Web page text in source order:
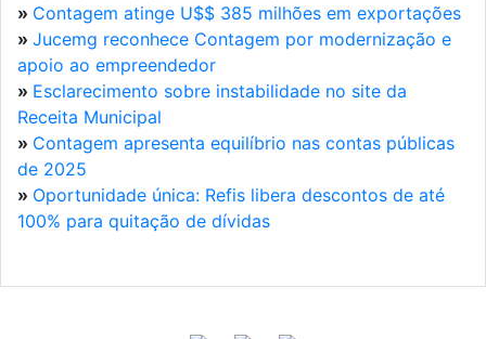
» Contagem atinge U$$ 385 milhões em exportações
» Jucemg reconhece Contagem por modernização e
apoio ao empreendedor
» Esclarecimento sobre instabilidade no site da
Receita Municipal
» Contagem apresenta equilíbrio nas contas públicas
de 2025
» Oportunidade única: Refis libera descontos de até
100% para quitação de dívidas